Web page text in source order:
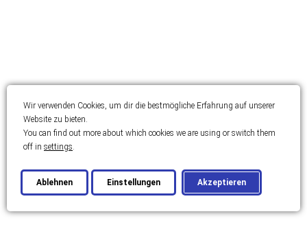
Wir verwenden Cookies, um dir die bestmögliche Erfahrung auf unserer
Website zu bieten.
You can find out more about which cookies we are using or switch them
off in settings.
Akzeptieren
Ablehnen Einstellungen